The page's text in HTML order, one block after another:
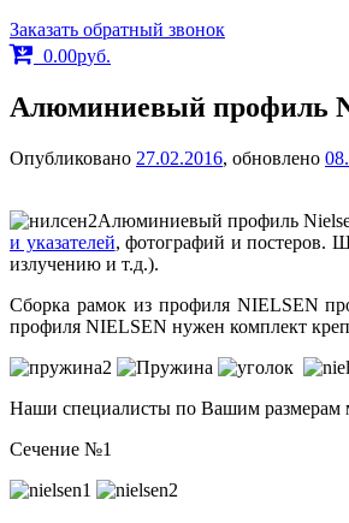
Заказать обратный звонок
0.00руб.
Алюминиевый профиль
Опубликовано 27.02.2016, обновлено
Алюминиевый профиль
и указателей, фотографий и постеров.
излучению и т.д.).
Сборка рамок из профиля NIELSEN
профиля NIELSEN нужен комплект
Наши специалисты по Вашим размерам
Сечение №1